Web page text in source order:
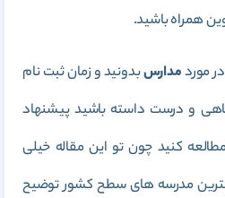
همراه باشید.
موردمدارسبدونید و زمان ثبت نام
و درست داسته باشید پیشنهاد
کنید چون تو این مقاله خیلی
مدرسه های سطح کشور توضیح